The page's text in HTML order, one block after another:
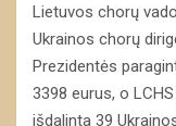
Lietuvos chorų
Ukrainos chorų
Prezidentės
3398 eurus, o
išdalinta 39